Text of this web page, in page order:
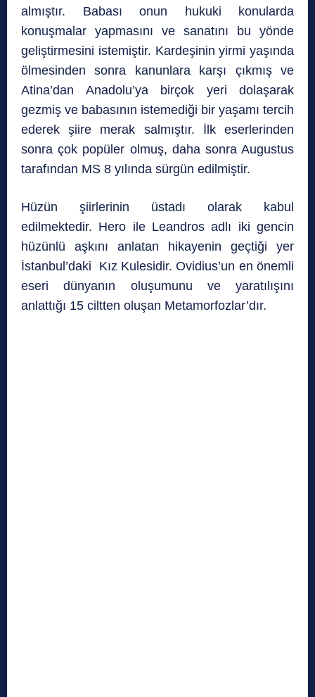
almıştır. Babası onun hukuki konularda
konuşmalar yapmasını ve sanatını bu yönde
geliştirmesini istemiştir. Kardeşinin yirmi yaşında
ölmesinden sonra kanunlara karşı çıkmış ve
Atina’dan Anadolu’ya birçok yeri dolaşarak
gezmiş ve babasının istemediği bir yaşamı tercih
ederek şiire merak salmıştır. İlk eserlerinden
sonra çok popüler olmuş, daha sonra Augustus
tarafından MS 8 yılında sürgün edilmiştir.
Hüzün şiirlerinin üstadı olarak kabul
edilmektedir. Hero ile Leandros adlı iki gencin
hüzünlü aşkını anlatan hikayenin geçtiği yer
İstanbul’daki Kız Kulesidir. Ovidius’un en önemli
eseri dünyanın oluşumunu ve yaratılışını
anlattığı 15 ciltten oluşan Metamorfozlar’dır.